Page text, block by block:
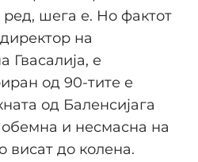
ред, шега е. Но фактот
на
Гвасалија, е
од 90-тите е
од Баленсијага
и несмасна на
висат до колена.